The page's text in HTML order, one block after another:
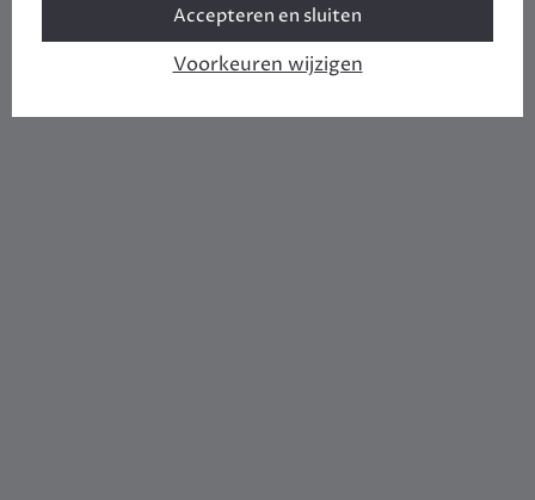
Accepteren en sluiten
Voorkeuren wijzigen